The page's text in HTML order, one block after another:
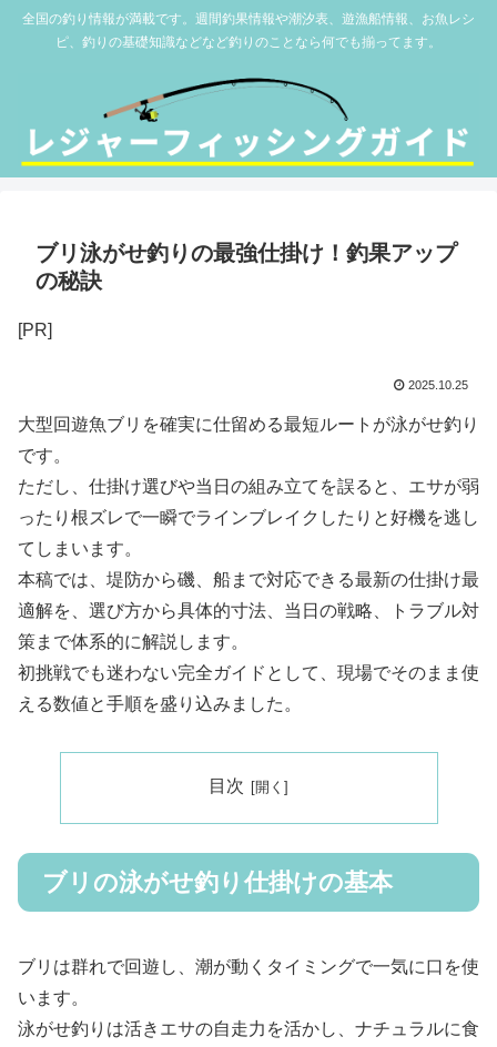
全国の釣り情報が満載です。週間釣果情報や潮汐表、遊漁船情報、お魚レシ
ピ、釣りの基礎知識などなど釣りのことなら何でも揃ってます。
ブリ泳がせ釣りの最強仕掛け！釣果アップ
の秘訣
[PR]
2025.10.25
大型回遊魚ブリを確実に仕留める最短ルートが泳がせ釣り
です。
ただし、仕掛け選びや当日の組み立てを誤ると、エサが弱
ったり根ズレで一瞬でラインブレイクしたりと好機を逃し
てしまいます。
本稿では、堤防から磯、船まで対応できる最新の仕掛け最
適解を、選び方から具体的寸法、当日の戦略、トラブル対
策まで体系的に解説します。
初挑戦でも迷わない完全ガイドとして、現場でそのまま使
える数値と手順を盛り込みました。
目次
ブリの泳がせ釣り仕掛けの基本
ブリは群れで回遊し、潮が動くタイミングで一気に口を使
います。
泳がせ釣りは活きエサの自走力を活かし、ナチュラルに食